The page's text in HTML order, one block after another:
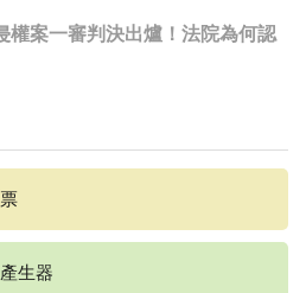
權案一審判決出爐！法院為何認
生器